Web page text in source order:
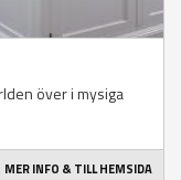
över i mysiga
MER INFO & TILL HEMSIDA